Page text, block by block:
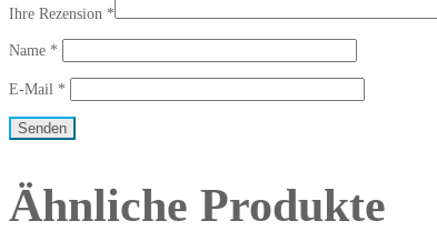
Ihre Rezension *
Name *
E-Mail *
Ähnliche Produkte